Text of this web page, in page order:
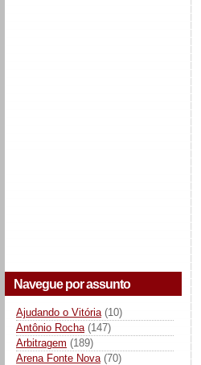
Navegue por assunto
Ajudando o Vitória (10)
Antônio Rocha (147)
Arbitragem (189)
Arena Fonte Nova (70)